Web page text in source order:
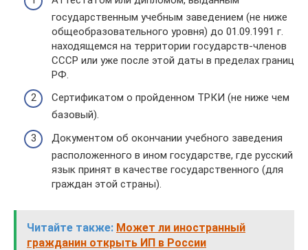
государственным учебным заведением (не ниже
общеобразовательного уровня) до 01.09.1991 г.
находящемся на территории государств-членов
СССР или уже после этой даты в пределах границ
РФ.
Сертификатом о пройденном ТРКИ (не ниже чем
базовый).
Документом об окончании учебного заведения
расположенного в ином государстве, где русский
язык принят в качестве государственного (для
граждан этой страны).
Читайте также: Может ли иностранный
гражданин открыть ИП в России